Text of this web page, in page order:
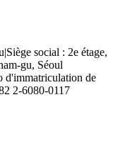
|Siège social : 2e étage,
gu, Séoul
d'immatriculation de
2-6080-0117